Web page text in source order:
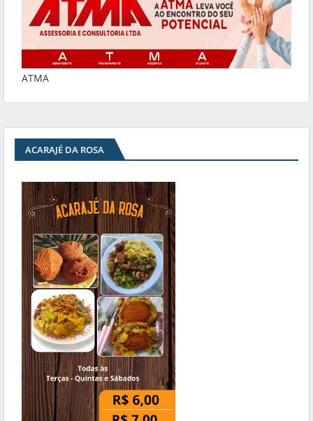
ATMA
ACARAJÉ DA ROSA